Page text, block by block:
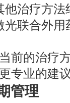
他治疗方
联合外用
前的治疗
专业的建议
管理